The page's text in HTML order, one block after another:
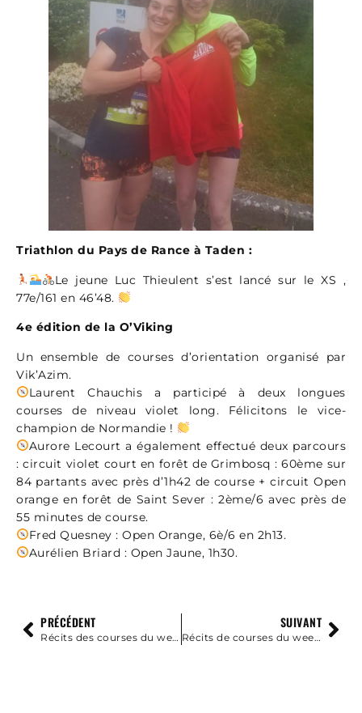
Triathlon du Pays de Rance à Taden :
Le jeune Luc Thieulent s’est lancé sur le XS ,
77e/161 en 46’48.
4e édition de la O’Viking
Un ensemble de courses d’orientation organisé par
Vik’Azim.
Laurent Chauchis a participé à deux longues
courses de niveau violet long. Félicitons le vice-
champion de Normandie !
Aurore Lecourt a également effectué deux parcours
: circuit violet court en forêt de Grimbosq : 60ème sur
84 partants avec près d’1h42 de course + circuit Open
orange en forêt de Saint Sever : 2ème/6 avec près de
55 minutes de course.
Fred Quesney : Open Orange, 6è/6 en 2h13.
Aurélien Briard : Open Jaune, 1h30.
PRÉCÉDENT
Récits des courses du week-end du 1er mai – 3 mai 2026
SUIVANT
Récits de courses du week-end du 8-10 mai